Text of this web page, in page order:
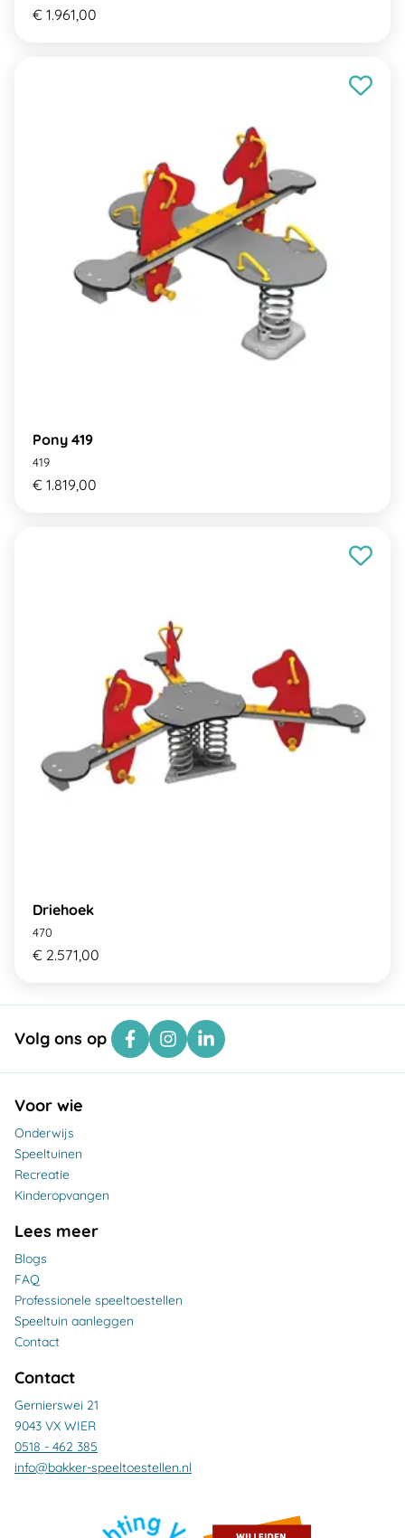
€ 1.961,00
Pony 419
419
€ 1.819,00
Driehoek
470
€ 2.571,00
Volg ons op
Voor wie
Onderwijs
Speeltuinen
Recreatie
Kinderopvangen
Lees meer
Blogs
FAQ
Professionele speeltoestellen
Speeltuin aanleggen
Contact
Contact
Gernierswei 21
9043 VX WIER
0518 - 462 385
info@bakker-speeltoestellen.nl